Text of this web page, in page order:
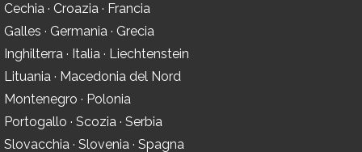
Cechia · Croazia · Francia
Galles · Germania · Grecia
Inghilterra · Italia · Liechtenstein
Lituania · Macedonia del Nord
Montenegro · Polonia
Portogallo · Scozia · Serbia
Slovacchia · Slovenia · Spagna